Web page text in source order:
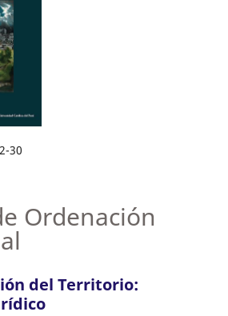
30
Ordenación
del Territorio: